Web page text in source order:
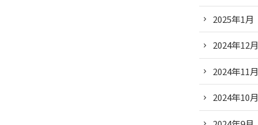
2025年1月
2024年12月
2024年11月
2024年10月